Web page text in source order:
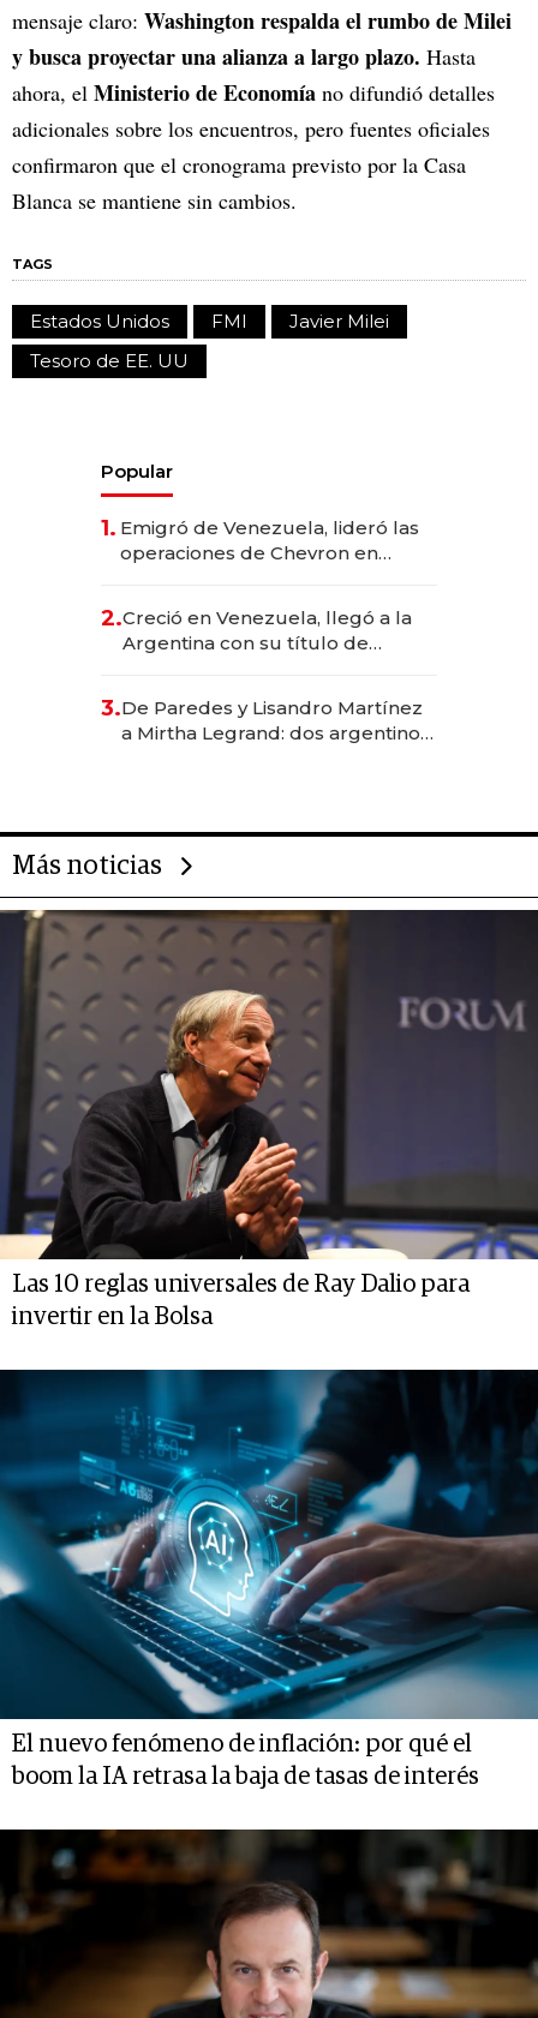
mensaje claro: Washingtonrespalda el rumbo de Milei
y busca proyectar una alianza a largo plazo. Hasta
ahora, el Ministerio de Economía no difundió detalles
adicionales sobre los encuentros, pero fuentes oficiales
confirmaron que el cronograma previsto por la Casa
Blanca se mantiene sin cambios.
TAGS
Estados Unidos FMI
Javier Milei
Tesoro de EE. UU
Popular
1. Emigró de Venezuela, lideró las
operaciones de Chevron en
2.Creció en Venezuela, llegó a la
Argentina con su título de
las marcas "fast premium"
3.De Paredes y Lisandro Martínez
a Mirtha Legrand: dos argentinos
Más noticias
Las 10 reglas universales de Ray Dalio para
invertir en la Bolsa
El nuevo fenómeno de inflación: por qué el
boom la IA retrasa la baja de tasas de interés